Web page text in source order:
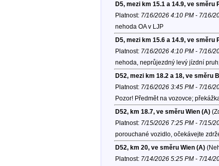
D5, mezi km 15.1 a 14.9, ve směru
Platnost: 7/16/2026 4:10 PM - 7/16/
nehoda OA v LJP
D5, mezi km 15.6 a 14.9, ve směru
Platnost: 7/16/2026 4:10 PM - 7/16/
nehoda, neprůjezdný levý jízdní
D52, mezi km 18.2 a 18, ve směru
Platnost: 7/16/2026 3:45 PM - 7/16/
Pozor! Předmět na vozovce;
D52, km 18.7, ve směru Wien (A)
Platnost: 7/15/2026 7:25 PM - 7/15/
porouchané vozidlo, očekávejte
D52, km 20, ve směru Wien (A)
Platnost: 7/14/2026 5:25 PM - 7/14/